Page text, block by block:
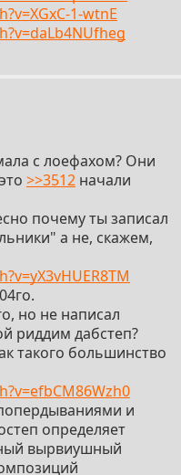
1-wtnE
с лоефахом? Они
>>3512 начали
почему ты записал
а не, скажем,
но не написал
риддим дабстеп?
такого большинство
и
определяет
вырвиушный